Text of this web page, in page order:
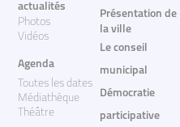
actualités
Photos
Vidéos
Agenda
Toutes les dates
Médiathèque
Théâtre
Présentation de
la ville
Le conseil
municipal
Démocratie
participative